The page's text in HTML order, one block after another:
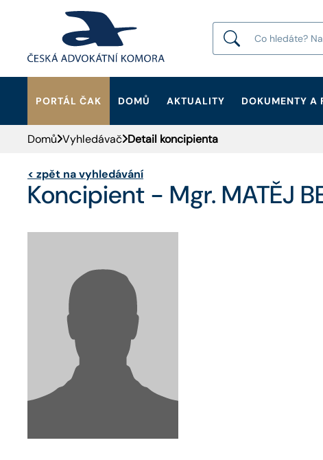
PORTÁL ČAK DOMŮ AKTUALITY DOKUMENTY A
HLEDAT
Domů Vyhledávač Detail koncipienta
< zpět na vyhledávání
Koncipient - Mgr. MATĚJ